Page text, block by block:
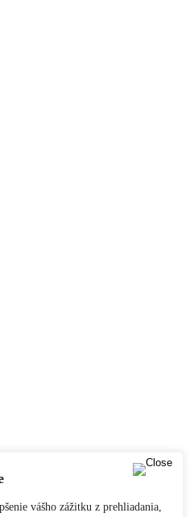
vášho zážitku z prehliadania,